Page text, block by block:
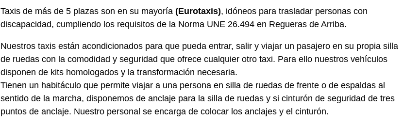
Taxis de más de 5 plazas son en su mayoría (Eurotaxis), idóneos para trasladar personas con
discapacidad, cumpliendo los requisitos de la Norma UNE 26.494 en Regueras de Arriba.
Nuestros taxis están acondicionados para que pueda entrar, salir y viajar un pasajero en su propia silla
de ruedas con la comodidad y seguridad que ofrece cualquier otro taxi. Para ello nuestros vehículos
disponen de kits homologados y la transformación necesaria.
Tienen un habitáculo que permite viajar a una persona en silla de ruedas de frente o de espaldas al
sentido de la marcha, disponemos de anclaje para la silla de ruedas y si cinturón de seguridad de tres
puntos de anclaje. Nuestro personal se encarga de colocar los anclajes y el cinturón.